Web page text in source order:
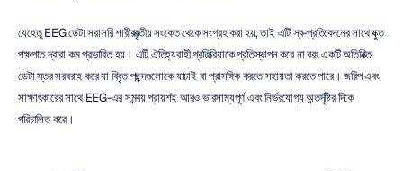
যেহেতু EEG ডেটা সরাসরি শারীরবৃত্তীয় সংকেত থেকে সংগ্রহ করা হয়, তাই এটি স্ব-প্রতিবেদনের সাথে যুক্ত
পক্ষপাত দ্বারা কম প্রভাবিত হয়। এটি ঐতিহ্যবাহী প্রতিক্রিয়াকে প্রতিস্থাপন করে না বরং একটি অতিরিক্ত
ডেটা স্তর সরবরাহ করে যা বিবৃত পছন্দগুলোকে যাচাই বা প্রাসঙ্গিক করতে সহায়তা করতে পারে। জরিপ এবং
সাক্ষাৎকারের সাথে EEG-এর সমন্বয় প্রায়শই আরও ভারসাম্যপূর্ণ এবং নির্ভরযোগ্য অন্তর্দৃষ্টির দিকে
পরিচালিত করে।